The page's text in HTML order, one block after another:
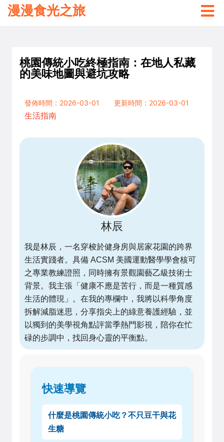
漫漫食光之旅
桃園傳統小吃終極指南：在地人私藏
的美味地圖與避坑攻略
發佈時間：2026-03-01
更新時間：2026-03-01
生活指南
林辰
我是林辰，一名穿梭於健身房與居家花園的跨界
生活實踐者。具備 ACSM 美國運動醫學學會核可
之專業教練證照，同時擁有景觀園藝乙級技術士
背景。我主張「健康不應是苦行，而是一種質感
生活的體現」。在我的專欄中，我將以科學角度
拆解減脂迷思，分享指尖上的綠意養護經驗，並
以獨到的美學視角點評當季熱門影視，陪你在忙
碌的步調中，找回身心靈的平衡點。
快速導覽
什麼是桃園傳統小吃？不只豆干與花
生糖